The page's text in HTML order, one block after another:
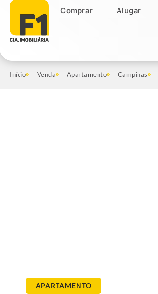
Comprar Alugar
Comprar Alugar
Início Venda Apartamento Campinas
APARTAMENTO